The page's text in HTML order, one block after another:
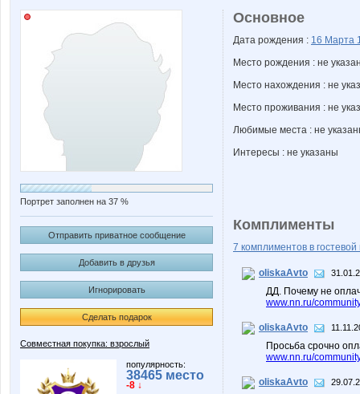
Портрет заполнен на 37 %
Отправить приватное сообщение
Добавить в друзья
Игнорировать
Сделать подарок
Совместная покупка: взрослый
популярность:
38465 место
-8 ↓
Основное
Дата рождения : 16 Марта
Место рождения : не
Место нахождения : не
Место проживания : не
Любимые места : не
Интересы : не указаны
Комплименты
7 комплиментов в гостевой
oliskaAvto
ДД. Почему не
www.nn.ru/
oliskaAvto
Просьба срочно
www.nn.ru/
oliskaAvto